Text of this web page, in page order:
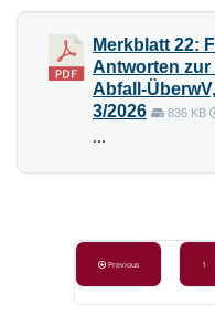
Merkblatt 22:
Antworten zur
Abfall-
3/2026
836 KB
...
Previous 1